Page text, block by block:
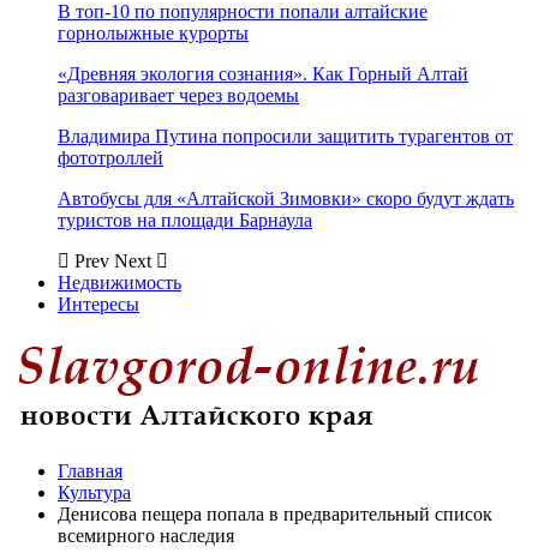
В топ-10 по популярности попали алтайские
горнолыжные курорты
«Древняя экология сознания». Как Горный Алтай
разговаривает через водоемы
Владимира Путина попросили защитить турагентов от
фототроллей
Автобусы для «Алтайской Зимовки» скоро будут ждать
туристов на площади Барнаула
Prev Next
Недвижимость
Интересы
Главная
Культура
Денисова пещера попала в предварительный список
всемирного наследия